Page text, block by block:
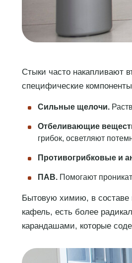
Стыки часто накапливают
специфические
Сильные щелочи.
Отбеливающие
грибок, осветляют
Противогрибковые и
ПАВ. Помогают
Бытовую химию, в составе
кафель, есть более
карандашами, которые